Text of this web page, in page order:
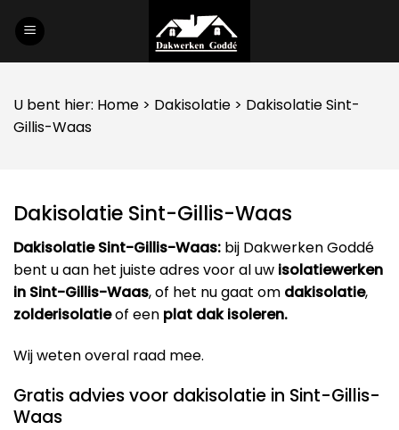
U bent hier: Home > Dakisolatie > Dakisolatie Sint-
Gillis-Waas
Dakisolatie Sint-Gillis-Waas
Dakisolatie Sint-Gillis-Waas: bij Dakwerken Goddé
bent u aan het juiste adres voor al uw isolatiewerken
in Sint-Gillis-Waas, of het nu gaat om dakisolatie,
zolderisolatieof een plat dak isoleren.
Wij weten overal raad mee.
Gratis advies voor dakisolatie in Sint-Gillis-
Waas